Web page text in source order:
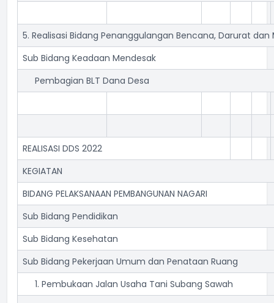
5. Realisasi Bidang Penanggulangan Bencana, Darurat dan
Sub Bidang Keadaan Mendesak
Pembagian BLT Dana Desa
REALISASI DDS 2022
KEGIATAN
BIDANG PELAKSANAAN PEMBANGUNAN NAGARI
Sub Bidang Pendidikan
Sub Bidang Kesehatan
Sub Bidang Pekerjaan Umum dan Penataan Ruang
1. Pembukaan Jalan Usaha Tani Subang Sawah